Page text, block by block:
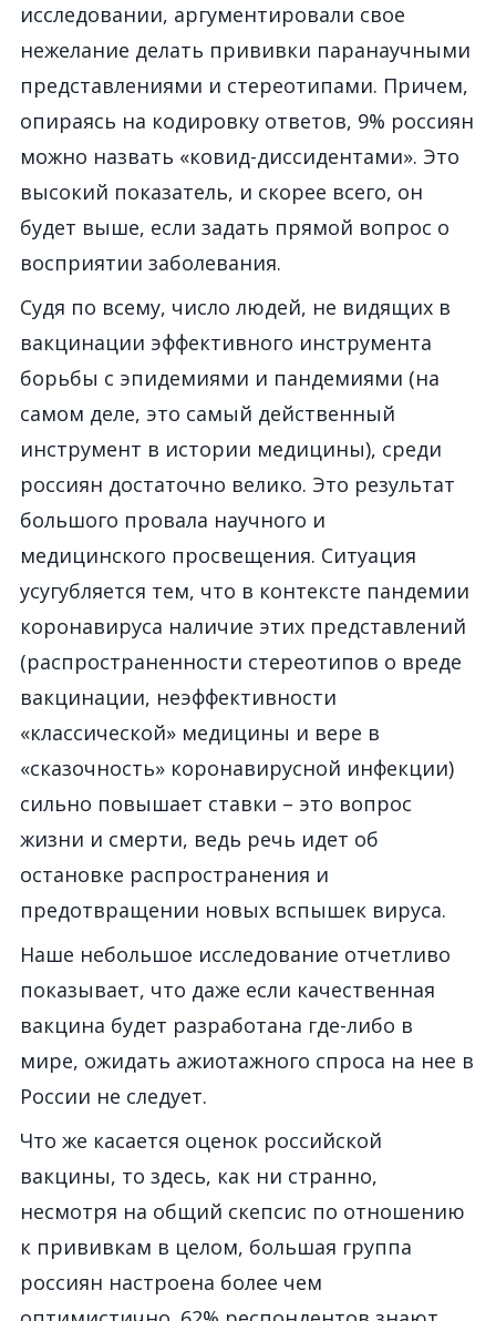
исследовании, аргументировали свое
нежелание делать прививки паранаучными
представлениями и стереотипами. Причем,
опираясь на кодировку ответов, 9% россиян
можно назвать «ковид-диссидентами». Это
высокий показатель, и скорее всего, он
будет выше, если задать прямой вопрос о
восприятии заболевания.
Судя по всему, число людей, не видящих в
вакцинации эффективного инструмента
борьбы с эпидемиями и пандемиями (на
самом деле, это самый действенный
инструмент в истории медицины), среди
россиян достаточно велико. Это результат
большого провала научного и
медицинского просвещения. Ситуация
усугубляется тем, что в контексте пандемии
коронавируса наличие этих представлений
(распространенности стереотипов о вреде
вакцинации, неэффективности
«классической» медицины и вере в
«сказочность» коронавирусной инфекции)
сильно повышает ставки – это вопрос
жизни и смерти, ведь речь идет об
остановке распространения и
предотвращении новых вспышек вируса.
Наше небольшое исследование отчетливо
показывает, что даже если качественная
вакцина будет разработана где-либо в
мире, ожидать ажиотажного спроса на нее в
России не следует.
Что же касается оценок российской
вакцины, то здесь, как ни странно,
несмотря на общий скепсис по отношению
к прививкам в целом, большая группа
россиян настроена более чем